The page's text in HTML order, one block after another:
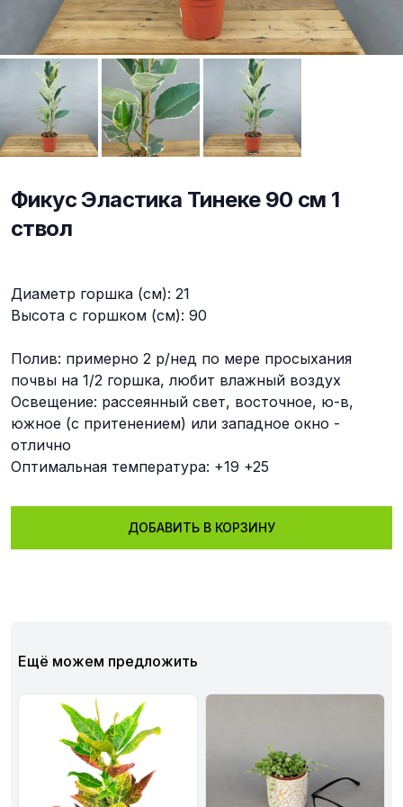
Фикус Эластика Тинеке 90 см 1
ствол
Диаметр горшка (см): 21
Высота с горшком (см): 90
Полив: примерно 2 р/нед по мере просыхания
почвы на 1/2 горшка, любит влажный воздух
Освещение: рассеянный свет, восточное, ю-в,
южное (с притенением) или западное окно -
отлично
Оптимальная температура: +19 +25
ДОБАВИТЬ В КОРЗИНУ
Ещё можем предложить